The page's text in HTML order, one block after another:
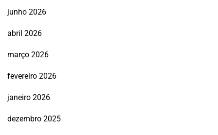
junho 2026
abril 2026
março 2026
fevereiro 2026
janeiro 2026
dezembro 2025